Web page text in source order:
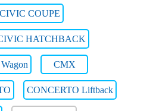
CIVIC COUPE
HATCHBACK
CMX
CONCERTO Liftback